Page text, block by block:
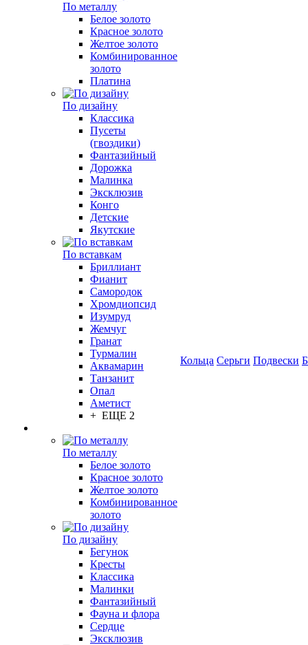
По металлу
Белое золото
Красное золото
Желтое золото
Комбинированное
золото
Платина
По дизайну
Классика
Пусеты
(гвоздики)
Фантазийный
Дорожка
Малинка
Эксклюзив
Конго
Детские
Якутские
По вставкам
Бриллиант
Фианит
Самородок
Хромдиопсид
Изумруд
Жемчуг
Гранат
Турмалин
Аквамарин
Танзанит
Опал
Аметист
+ ЕЩЕ 2
По металлу
Белое золото
Красное золото
Желтое золото
Комбинированное
золото
По дизайну
Бегунок
Кресты
Классика
Малинки
Фантазийный
Фауна и флора
Сердце
Эксклюзив
Кольца Серьги Подвески